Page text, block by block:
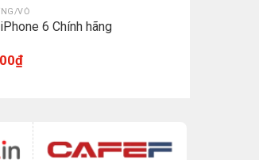
VỎ
6 Chính hãng
₫